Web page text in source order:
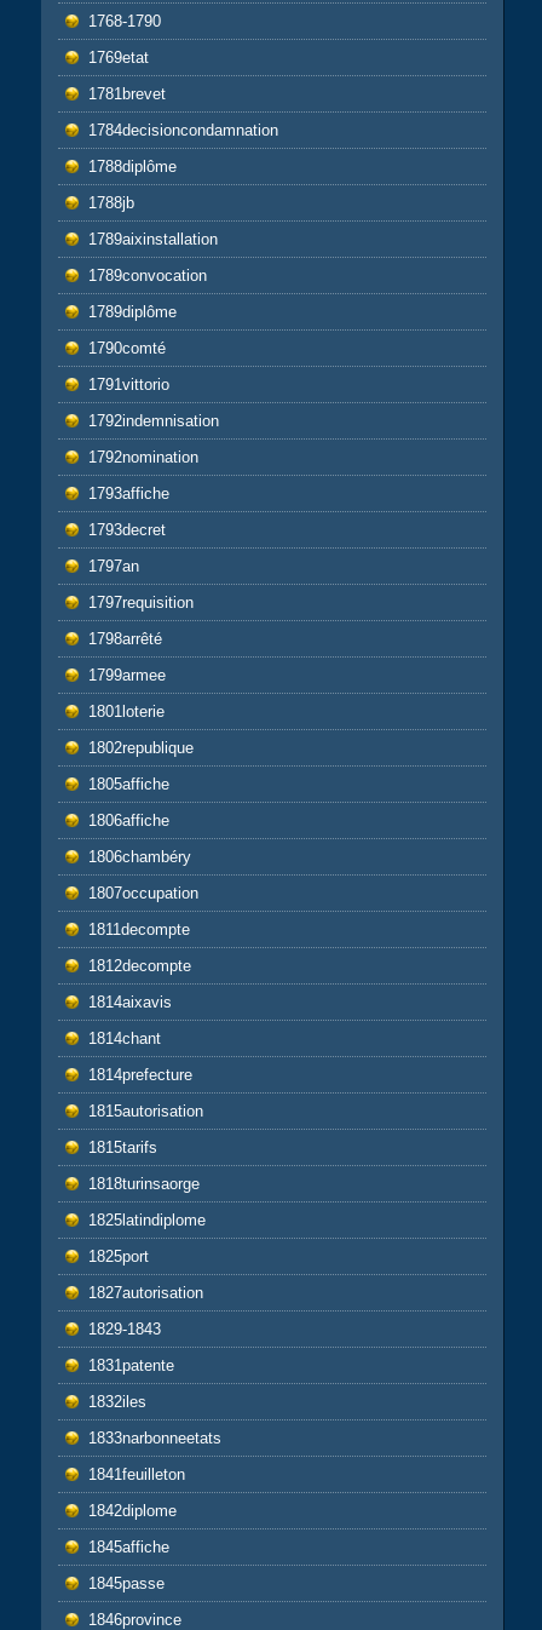
1768-1790
1769etat
1781brevet
1784decisioncondamnation
1788diplôme
1788jb
1789aixinstallation
1789convocation
1789diplôme
1790comté
1791vittorio
1792indemnisation
1792nomination
1793affiche
1793decret
1797an
1797requisition
1798arrêté
1799armee
1801loterie
1802republique
1805affiche
1806affiche
1806chambéry
1807occupation
1811decompte
1812decompte
1814aixavis
1814chant
1814prefecture
1815autorisation
1815tarifs
1818turinsaorge
1825latindiplome
1825port
1827autorisation
1829-1843
1831patente
1832iles
1833narbonneetats
1841feuilleton
1842diplome
1845affiche
1845passe
1846province